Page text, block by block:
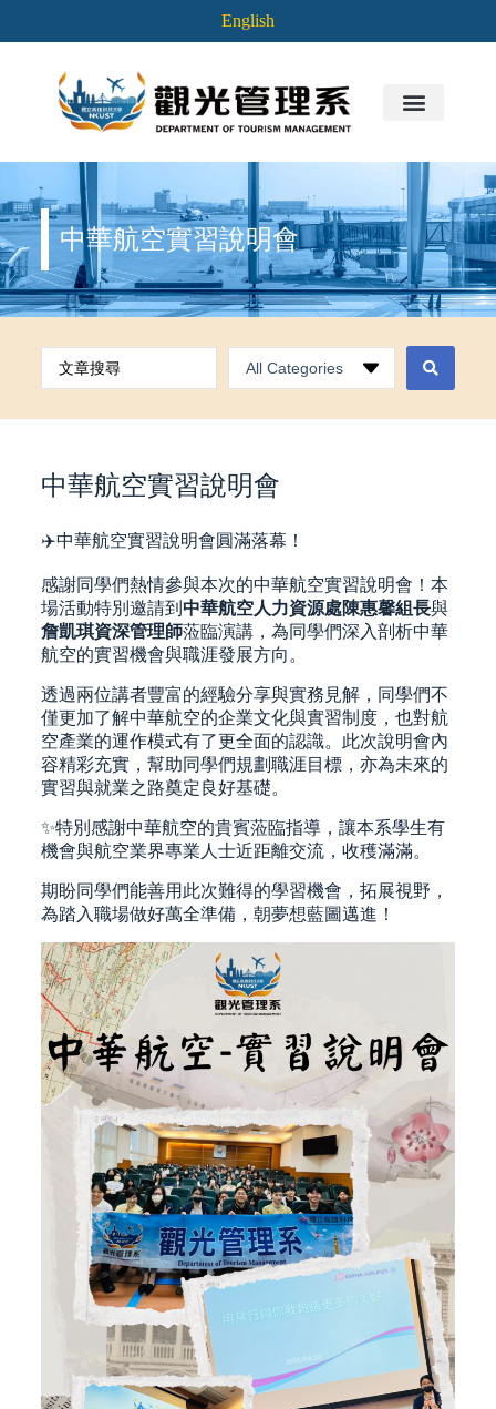
English
中華航空實習說明會
中華航空實習說明會
✈️中華航空實習說明會圓滿落幕！
感謝同學們熱情參與本次的中華航空實習說明會！本
場活動特別邀請到 中華航空人力資源處陳惠馨組長與
詹凱琪資深管理師蒞臨演講，為同學們深入剖析中華
航空的實習機會與職涯發展方向。
透過兩位講者豐富的經驗分享與實務見解，同學們不
僅更加了解中華航空的企業文化與實習制度，也對航
空產業的運作模式有了更全面的認識。此次說明會內
容精彩充實，幫助同學們規劃職涯目標，亦為未來的
實習與就業之路奠定良好基礎。
✨特別感謝中華航空的貴賓蒞臨指導，讓本系學生有
機會與航空業界專業人士近距離交流，收穫滿滿。
期盼同學們能善用此次難得的學習機會，拓展視野，
為踏入職場做好萬全準備，朝夢想藍圖邁進！